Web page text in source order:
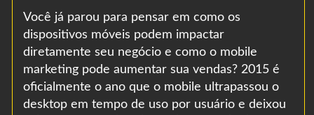
Você já parou para pensar em como os
dispositivos móveis podem impactar
diretamente seu negócio e como o mobile
marketing pode aumentar sua vendas? 2015 é
oficialmente o ano que o mobile ultrapassou o
desktop em tempo de uso por usuário e deixou